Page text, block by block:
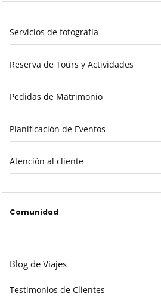
Servicios de fotografía
Reserva de Tours y Actividades
Pedidas de Matrimonio
Planificación de Eventos
Atención al cliente
Comunidad
Blog de Viajes
Testimonios de Clientes